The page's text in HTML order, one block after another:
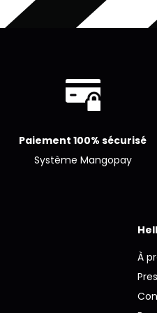
Paiement 100% sécurisé
Système Mangopay
À